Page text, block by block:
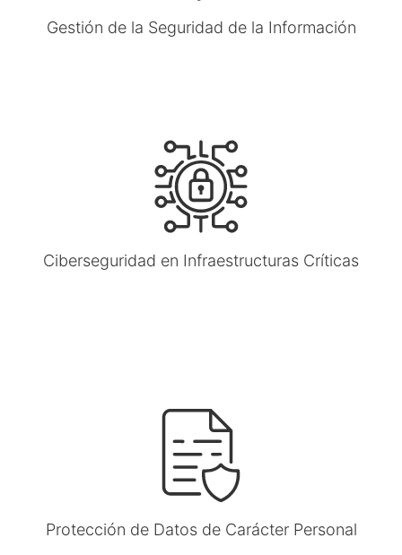
Gestión de la Seguridad de la Información
Ciberseguridad en Infraestructuras Críticas
Protección de Datos de Carácter Personal